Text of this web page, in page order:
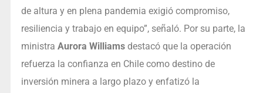
de altura y en plena pandemia exigió compromiso,
resiliencia y trabajo en equipo”, señaló. Por su parte, la
ministra Aurora Williamsdestacó que la operación
refuerza la confianza en Chile como destino de
inversión minera a largo plazo y enfatizó la